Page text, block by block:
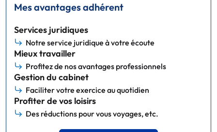
Mes avantages adhérent
Services juridiques
Notre service juridique à votre écoute
Mieux travailler
Profitez de nos avantages professionnels
Gestion du cabinet
Faciliter votre exercice au quotidien
Profiter de vos loisirs
Des réductions pour vous voyages, etc.